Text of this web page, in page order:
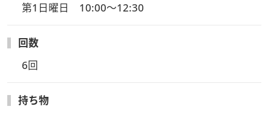
第1日曜日　10:00～12:30
回数
6回
持ち物